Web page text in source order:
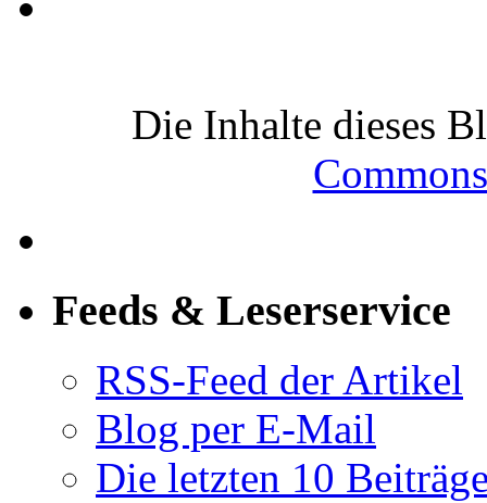
Die Inhalte dieses
Feeds & Leserservice
RSS-Feed der Artikel
Blog per E-Mail
Die letzten 10